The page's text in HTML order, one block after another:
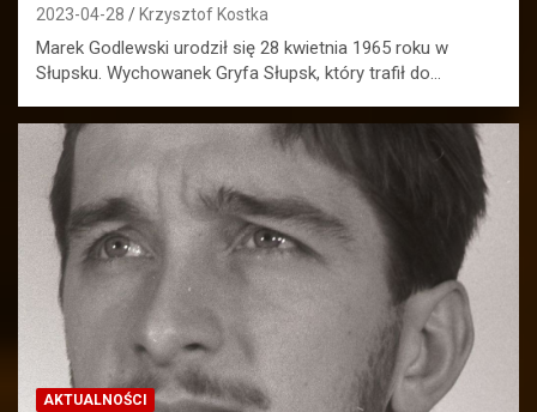
2023-04-28 Krzysztof Kostka
Marek Godlewski urodził się 28 kwietnia 1965 roku w
Słupsku. Wychowanek Gryfa Słupsk, który trafił do…
AKTUALNOŚCI